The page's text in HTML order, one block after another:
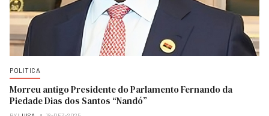
POLITICA
Morreu antigo Presidente do Parlamento Fernando da
Piedade Dias dos Santos “Nandó”